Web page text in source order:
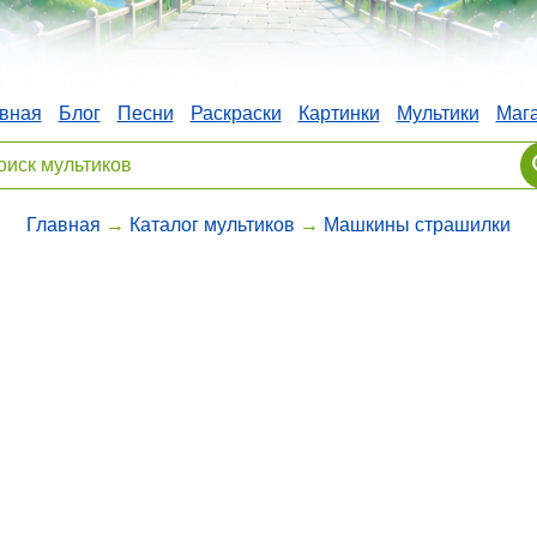
Блог Песни Раскраски Картинки Мультики
Главная → Каталог мультиков → Машкины страшилки